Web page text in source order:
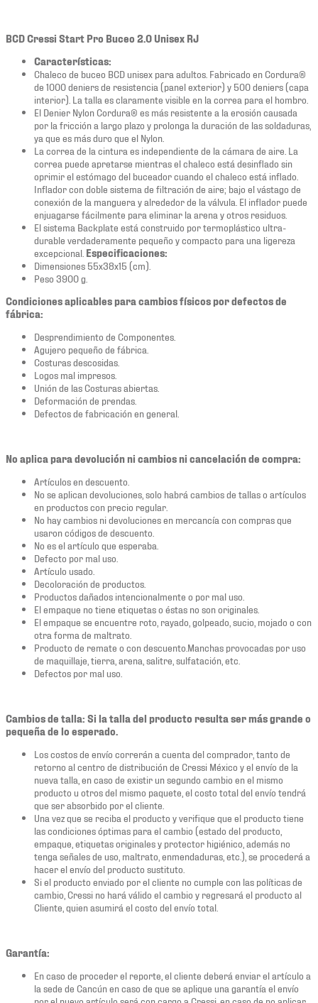
BCD Cressi Start Pro Buceo 2.0 Unisex RJ
Características:
Chaleco de buceo BCD unisex para adultos. Fabricado en Cordura®
de 1000 deniers de resistencia (panel exterior) y 500 deniers (capa
interior). La talla es claramente visible en la correa para el hombro.
El Denier Nylon Cordura® es más resistente a la erosión causada
por la fricción a largo plazo y prolonga la duración de las soldaduras,
ya que es más duro que el Nylon.
La correa de la cintura es independiente de la cámara de aire. La
correa puede apretarse mientras el chaleco está desinflado sin
oprimir el estómago del buceador cuando el chaleco está inflado.
Inflador con doble sistema de filtración de aire; bajo el vástago de
conexión de la manguera y alrededor de la válvula. El inflador puede
enjuagarse fácilmente para eliminar la arena y otros residuos.
El sistema Backplate está construido por termoplástico ultra-
durable verdaderamente pequeño y compacto para una ligereza
excepcional. Especificaciones:
Dimensiones 55x38x15 (cm).
Peso 3900 g.
Condiciones aplicables para cambios físicos por defectos de
fábrica:
Desprendimiento de Componentes.
Agujero pequeño de fábrica.
Costuras descosidas.
Logos mal impresos.
Unión de las Costuras abiertas.
Deformación de prendas.
Defectos de fabricación en general.
No aplica para devolución ni cambios ni cancelación de compra:
Artículos en descuento.
No se aplican devoluciones, solo habrá cambios de tallas o artículos
en productos con precio regular.
No hay cambios ni devoluciones en mercancía con compras que
usaron códigos de descuento.
No es el artículo que esperaba.
Defecto por mal uso.
Artículo usado.
Decoloración de productos.
Productos dañados intencionalmente o por mal uso.
El empaque no tiene etiquetas o éstas no son originales.
El empaque se encuentre roto, rayado, golpeado, sucio, mojado o con
otra forma de maltrato.
Producto de remate o con descuento.Manchas provocadas por uso
de maquillaje, tierra, arena, salitre, sulfatación, etc.
Defectos por mal uso.
Cambios de talla: Si la talla del producto resulta ser más grande o
pequeña de lo esperado.
Los costos de envío correrán a cuenta del comprador, tanto de
retorno al centro de distribución de Cressi México y el envío de la
nueva talla, en caso de existir un segundo cambio en el mismo
producto u otros del mismo paquete, el costo total del envío tendrá
que ser absorbido por el cliente.
Una vez que se reciba el producto y verifique que el producto tiene
las condiciones óptimas para el cambio (estado del producto,
empaque, etiquetas originales y protector higiénico, además no
tenga señales de uso, maltrato, enmendaduras, etc.), se procederá a
hacer el envío del producto sustituto.
Si el producto enviado por el cliente no cumple con las políticas de
cambio, Cressi no hará válido el cambio y regresará el producto al
Cliente, quien asumirá el costo del envío total.
Garantía:
En caso de proceder el reporte, el cliente deberá enviar el artículo a
la sede de Cancún en caso de que se aplique una garantía el envío